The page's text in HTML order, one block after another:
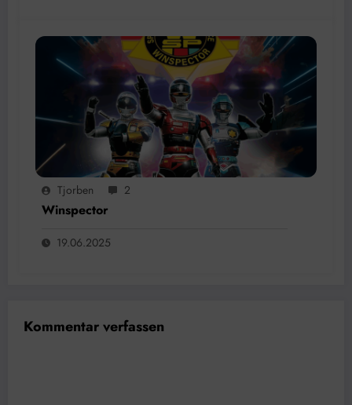
Tjorben 2
Winspector
19.06.2025
Kommentar verfassen